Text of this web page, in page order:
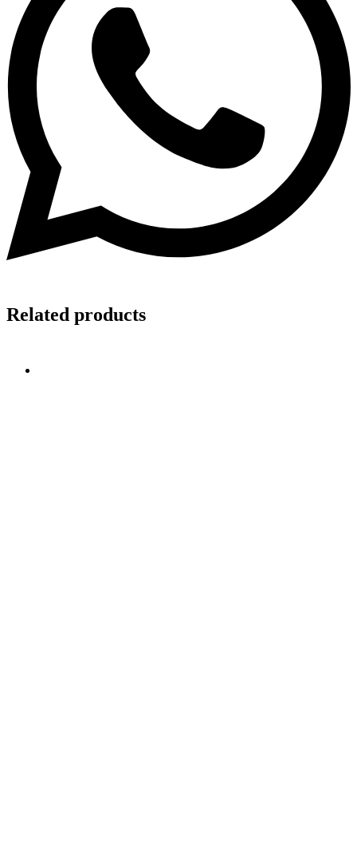
Related products